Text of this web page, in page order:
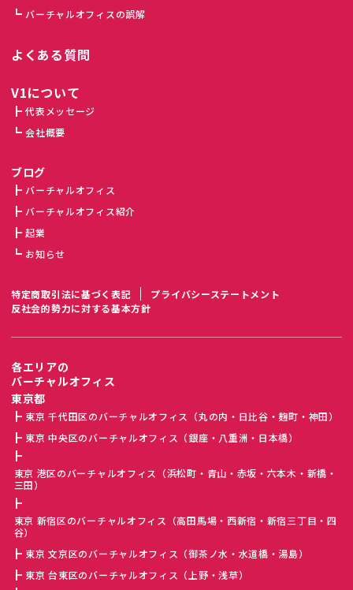
バーチャルオフィスの誤解
よくある質問
V1について
代表メッセージ
会社概要
ブログ
バーチャルオフィス
バーチャルオフィス紹介
起業
お知らせ
特定商取引法に基づく表記
プライバシーステートメント
反社会的勢力に対する基本方針
各エリアの
バーチャルオフィス
東京都
東京 千代田区のバーチャルオフィス（丸の内・日比谷・麹町・神田）
東京 中央区のバーチャルオフィス（銀座・八重洲・日本橋）
東京 港区のバーチャルオフィス（浜松町・青山・赤坂・六本木・新橋・
三田）
東京 新宿区のバーチャルオフィス（高田馬場・西新宿・新宿三丁目・四
谷）
東京 文京区のバーチャルオフィス（御茶ノ水・水道橋・湯島）
東京 台東区のバーチャルオフィス（上野・浅草）